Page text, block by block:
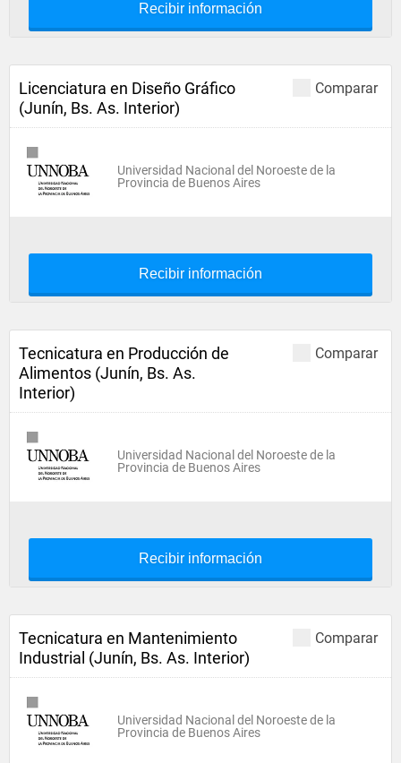
Recibir información
Comparar
Licenciatura en Diseño Gráfico
(Junín, Bs. As. Interior)
Universidad Nacional del Noroeste de la
Provincia de Buenos Aires
Recibir información
Comparar
Tecnicatura en Producción de
Alimentos (Junín, Bs. As.
Interior)
Universidad Nacional del Noroeste de la
Provincia de Buenos Aires
Recibir información
Comparar
Tecnicatura en Mantenimiento
Industrial (Junín, Bs. As. Interior)
Universidad Nacional del Noroeste de la
Provincia de Buenos Aires